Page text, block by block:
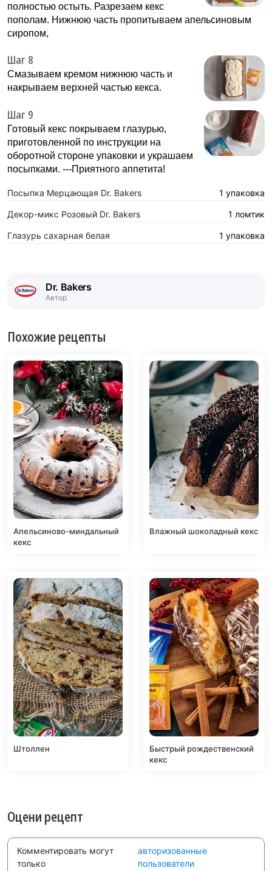
полностью остыть. Разрезаем кекс
пополам. Нижнюю часть пропитываем апельсиновым
сиропом,
Шаг 8
Смазываем кремом нижнюю часть и
накрываем верхней частью кекса.
Шаг 9
Готовый кекс покрываем глазурью,
приготовленной по инструкции на
оборотной стороне упаковки и украшаем
посыпками. ---Приятного аппетита!
Посыпка Мерцающая Dr. Bakers 1 упаковка
Декор-микс Розовый Dr. Bakers 1 ломтик
Глазурь сахарная белая 1 упаковка
Dr. Bakers
Автор
Похожие рецепты
Апельсиново-миндальный
кекс
Влажный шоколадный кекс
Штоллен
Быстрый рождественский
кекс
Оцени рецепт
Комментировать могут
только
авторизованные
пользователи